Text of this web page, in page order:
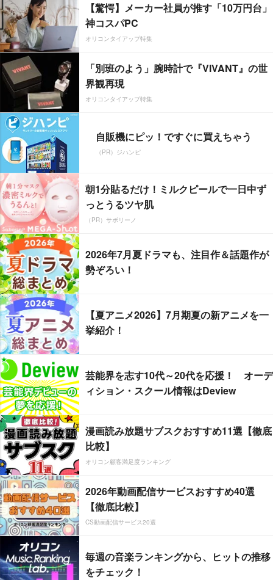
【驚愕】メーカー社員が推す「10万円台」
神コスパPC
オリコンタイアップ特集
「別班のよう」腕時計で『VIVANT』の世
界観再現
オリコンタイアップ特集
自販機にピッ！ですぐに買えちゃう
（PR）ジハンピ
朝1分貼るだけ！ミルクピールで一日中ず
っとうるツヤ肌
（PR）サボリーノ
2026年7月夏ドラマも、注目作＆話題作が
勢ぞろい！
【夏アニメ2026】7月期夏の新アニメを一
挙紹介！
芸能界を志す10代～20代を応援！ オーデ
ィション・スクール情報はDeview
漫画読み放題サブスクおすすめ11選【徹底
比較】
オリコン顧客満足度ランキング
2026年動画配信サービスおすすめ40選
【徹底比較】
CS動画配信サービス20選
毎週の音楽ランキングから、ヒットの推移
をチェック！